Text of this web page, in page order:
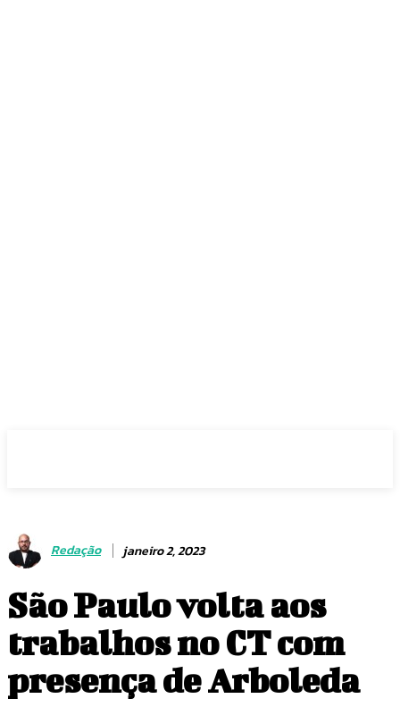
Redação janeiro 2, 2023
São Paulo volta aos
trabalhos no CT com
presença de Arboleda